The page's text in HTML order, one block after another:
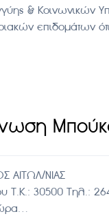
& Κοινωνικών
επιδομάτων
ΝΟΜΟΣ
Τ.Κ.: 30500 Τηλ.:
ώρα…